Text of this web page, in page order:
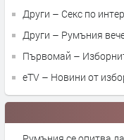
Други – Секс по
Други – Румъния
Първомай –
eTV – Новини от